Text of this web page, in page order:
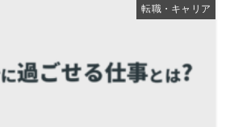
転職・キャリア